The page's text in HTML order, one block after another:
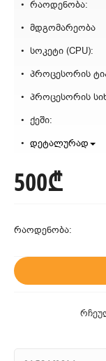
რაოდენობა:
მდგომარეობა
სოკეტი (CPU):
პროცესორის
პროცესორის
ქეში:
დეტალურად
500₾
რაოდენობა: